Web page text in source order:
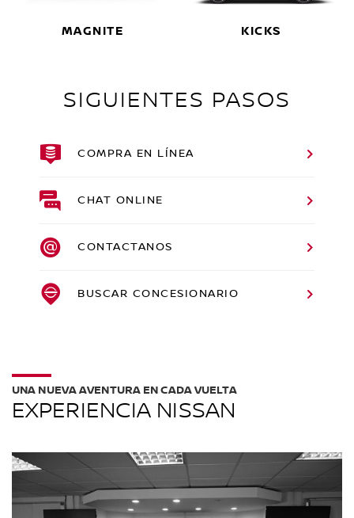
MAGNITE KICKS
SIGUIENTES PASOS
COMPRA EN LÍNEA
CHAT ONLINE
CONTACTANOS
BUSCAR CONCESIONARIO
EXPERIENCIA NISSAN
UNA NUEVA AVENTURA EN CADA VUELTA